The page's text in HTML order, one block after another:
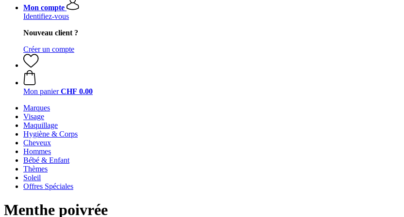
Mon compte
Identifiez-vous
Nouveau client ?
Créer un compte
Mon panier CHF 0.00
Marques
Visage
Maquillage
Hygiène & Corps
Cheveux
Hommes
Bébé & Enfant
Thèmes
Soleil
Offres Spéciales
Menthe poivrée